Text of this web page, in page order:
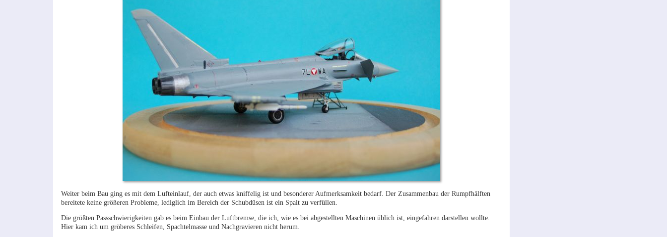
Weiter beim Bau ging es mit dem Lufteinlauf, der auch etwas kniffelig ist und besonderer Aufmerksamkeit bedarf. Der Zusammenbau der Rumpfhälften
bereitete keine größeren Probleme, lediglich im Bereich der Schubdüsen ist ein Spalt zu verfüllen.
Die größten Passschwierigkeiten gab es beim Einbau der Luftbremse, die ich, wie es bei abgestellten Maschinen üblich ist, eingefahren darstellen wollte.
Hier kam ich um gröberes Schleifen, Spachtelmasse und Nachgravieren nicht herum.